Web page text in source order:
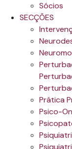
Sócios
SECÇÕES
Prática
Psico-